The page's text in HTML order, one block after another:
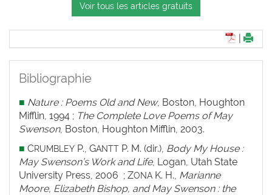
Voir tous les articles gratuits
Bibliographie
■ Nature : Poems Old and New, Boston, Houghton
Mifflin, 1994 ; The Complete Love Poems of May
Swenson, Boston, Houghton Mifflin, 2003.
■ CRUMBLEY P., GANTT P. M. (dir.), Body My House :
May Swenson’s Work and Life, Logan, Utah State
University Press, 2006 ; ZONA K. H., Marianne
Moore, Elizabeth Bishop, and May Swenson : the